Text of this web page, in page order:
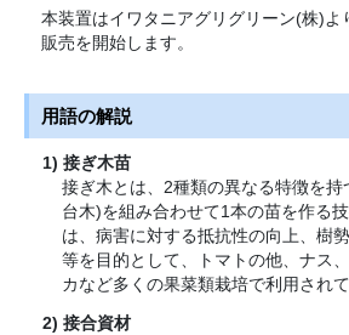
本装置はイワタニアグリグリーン(株)よ
販売を開始します。
用語の解説
接ぎ木苗
接ぎ木とは、2種類の異なる特徴を持
台木)を組み合わせて1本の苗を作る
は、病害に対する抵抗性の向上、樹
等を目的として、トマトの他、ナス
カなど多くの果菜類栽培で利用されて
接合資材